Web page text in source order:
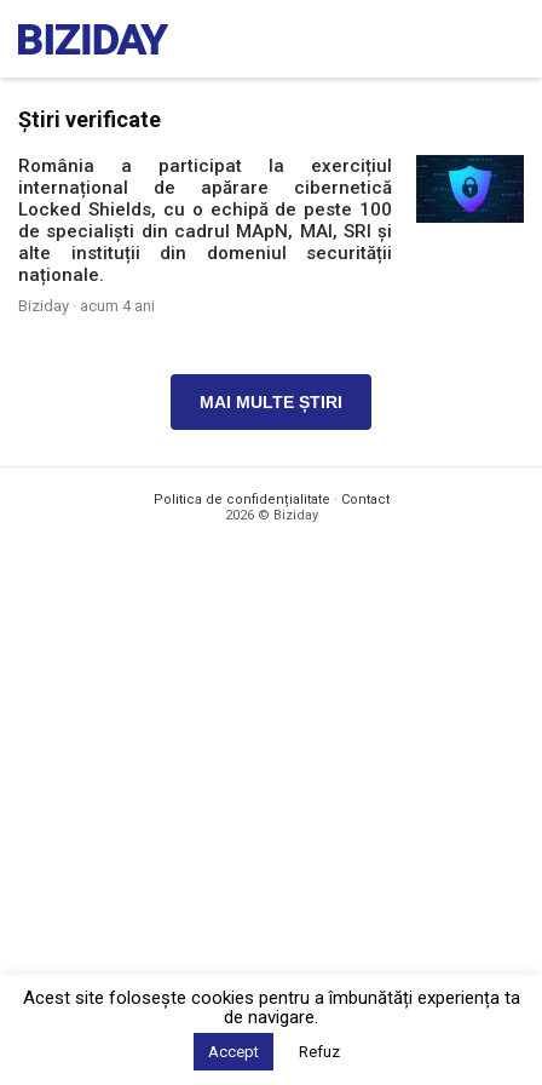
Știri verificate
România a participat la exercițiul
internațional de apărare cibernetică
Locked Shields, cu o echipă de peste 100
de specialiști din cadrul MApN, MAI, SRI și
alte instituții din domeniul securității
naționale.
Biziday · acum 4 ani
MAI MULTE ȘTIRI
Politica de confidențialitate · Contact
2026 © Biziday
Acest site foloseşte cookies pentru a îmbunătăți experiența ta
de navigare.
Accept Refuz